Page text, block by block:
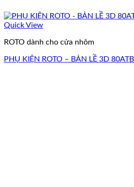
Quick View
ROTO dành cho cửa nhôm
PHỤ KIỆN ROTO – BẢN LỀ 3D